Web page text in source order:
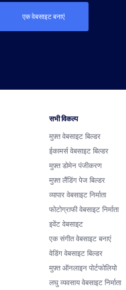
एक वेबसाइट बनाएं
सभी विकल्प
मुफ़्त वेबसाइट बिल्डर
ईकामर्स वेबसाइट बिल्डर
मुफ़्त डोमेन पंजीकरण
मुफ़्त लैंडिंग पेज बिल्डर
व्यापार वेबसाइट निर्माता
फोटोग्राफी वेबसाइट निर्माता
इवेंट वेबसाइट
एक संगीत वेबसाइट बनाएं
वेडिंग वेबसाइट बिल्डर
मुफ़्त ऑनलाइन पोर्टफोलियो
लघु व्यवसाय वेबसाइट निर्माता